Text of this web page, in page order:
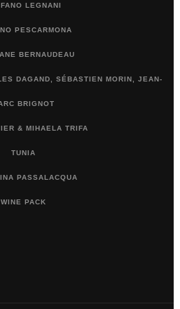
LEGNANI
PESCARMONA
BERNAUDEAU
DAGAND, SÉBASTIEN MORIN, JEAN-
BRIGNOT
& MIHAELA TRIFA
TUNIA
PASSALACQUA
WINE PACK